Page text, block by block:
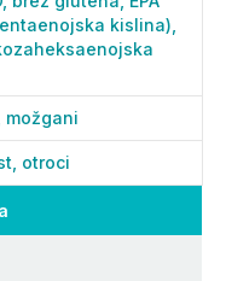
kislina),
možgani
otroci